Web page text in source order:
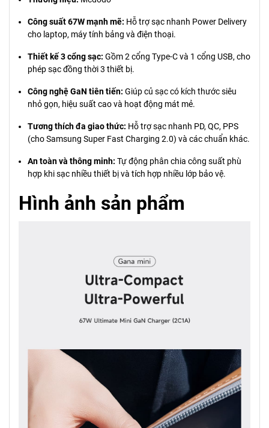
Công suất 67W mạnh mẽ: Hỗ trợ sạc nhanh Power Delivery
cho laptop, máy tính bảng và điện thoại.
Thiết kế 3 cổng sạc: Gồm 2 cổng Type-C và 1 cổng USB, cho
phép sạc đồng thời 3 thiết bị.
Công nghệ GaN tiên tiến: Giúp củ sạc có kích thước siêu
nhỏ gọn, hiệu suất cao và hoạt động mát mẻ.
Tương thích đa giao thức: Hỗ trợ sạc nhanh PD, QC, PPS
(cho Samsung Super Fast Charging 2.0) và các chuẩn khác.
An toàn và thông minh: Tự động phân chia công suất phù
hợp khi sạc nhiều thiết bị và tích hợp nhiều lớp bảo vệ.
Hình ảnh sản phẩm